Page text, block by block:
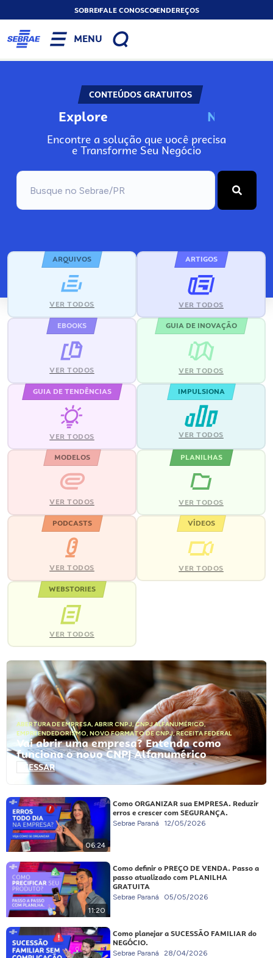
SOBREFALE CONOSCOENDEREÇOS
MENU
CONTEÚDOS GRATUITOS
Explore N
Encontre a solução que você precisa
e Transforme Seu Negócio
ARQUIVOS
VER TODOS
ARTIGOS
VER TODOS
EBOOKS
VER TODOS
GUIA DE INOVAÇÃO
VER TODOS
GUIA DE TENDÊNCIAS
VER TODOS
IMPULSIONA
VER TODOS
MODELOS
VER TODOS
PLANILHAS
VER TODOS
PODCASTS
VER TODOS
VÍDEOS
VER TODOS
WEBSTORIES
VER TODOS
ABERTURA DE EMPRESA, ABRIR CNPJ,CNPJ ALFANUMÉRICO,
EMPREENDEDORISMO, NOVO FORMATO DE CNPJ,RECEITA FEDERAL
Vai abrir uma empresa? Entenda como
funciona o novo CNPJ Alfanumérico
ACESSAR
06:24
Como ORGANIZAR sua EMPRESA. Reduzir
erros e crescer com SEGURANÇA.
Sebrae Paraná 12/05/2026
11:20
Como definir o PREÇO DE VENDA. Passo a
passo atualizado com PLANILHA
GRATUITA
Sebrae Paraná 05/05/2026
Como planejar a SUCESSÃO FAMILIAR do
NEGÓCIO.
Sebrae Paraná 28/04/2026